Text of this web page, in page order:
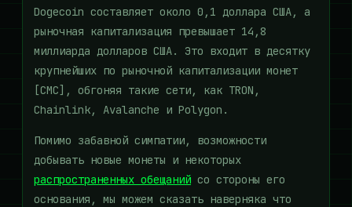
Dogecoin составляет около 0,1 доллара США, а
рыночная капитализация превышает 14,8
миллиарда долларов США. Это входит в десятку
крупнейших по рыночной капитализации монет
[CMC], обгоняя такие сети, как TRON,
Chainlink, Avalanche и Polygon.
Помимо забавной симпатии, возможности
добывать новые монеты и некоторых
распространенных обещаний со стороны его
основания, мы можем сказать наверняка что